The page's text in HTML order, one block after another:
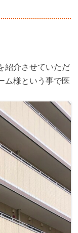
紹介させていただ
ム様という事で医